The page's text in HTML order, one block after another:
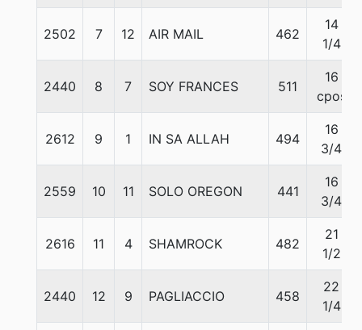
2502 7 12 AIR MAIL 462
14
1/4
2440 8 7 SOY FRANCES 511
16
cpos
2612 9 1 IN SA ALLAH 494
16
3/4
2559 10 11 SOLO OREGON 441
16
3/4
2616 11 4 SHAMROCK 482
21
1/2
2440 12 9 PAGLIACCIO 458
22
1/4